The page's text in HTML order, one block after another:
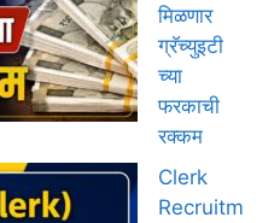
मिळणार
ग्रॅच्युइटी
च्या
फरकाची
रक्कम
Clerk
Recruitm